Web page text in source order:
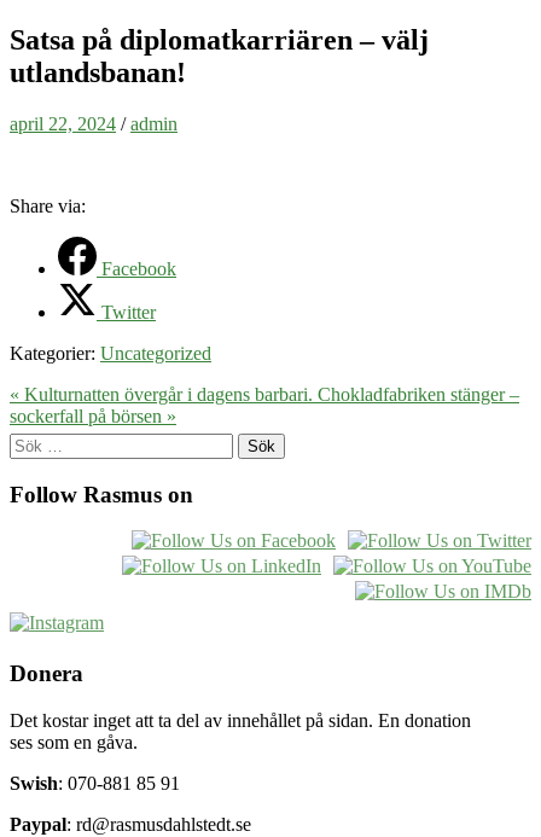
Satsa på diplomatkarriären – välj
utlandsbanan!
april 22, 2024 /admin
Share via:
Facebook
Twitter
Kategorier: Uncategorized
« Kulturnatten övergår i dagens barbari. Chokladfabriken stänger –
sockerfall på börsen »
Sök
efter:
Follow Rasmus on
Donera
Det kostar inget att ta del av innehållet på sidan. En donation
ses som en gåva.
Swish: 070-881 85 91
Paypal: rd@rasmusdahlstedt.se